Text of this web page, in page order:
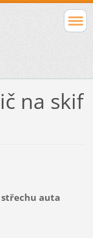
na skif
střechu auta